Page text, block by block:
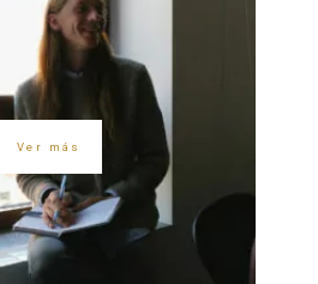
Ver más